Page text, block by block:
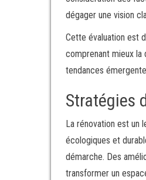
dégager une vision
Cette évaluation est
comprenant mieux la
tendances
Stratégies
La rénovation est un
écologiques et
démarche. Des
transformer un